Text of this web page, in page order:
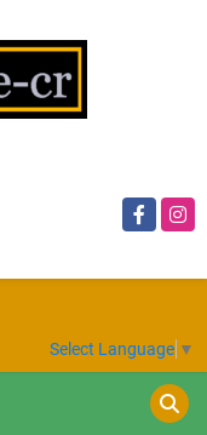
Facebook
Select Language ▼